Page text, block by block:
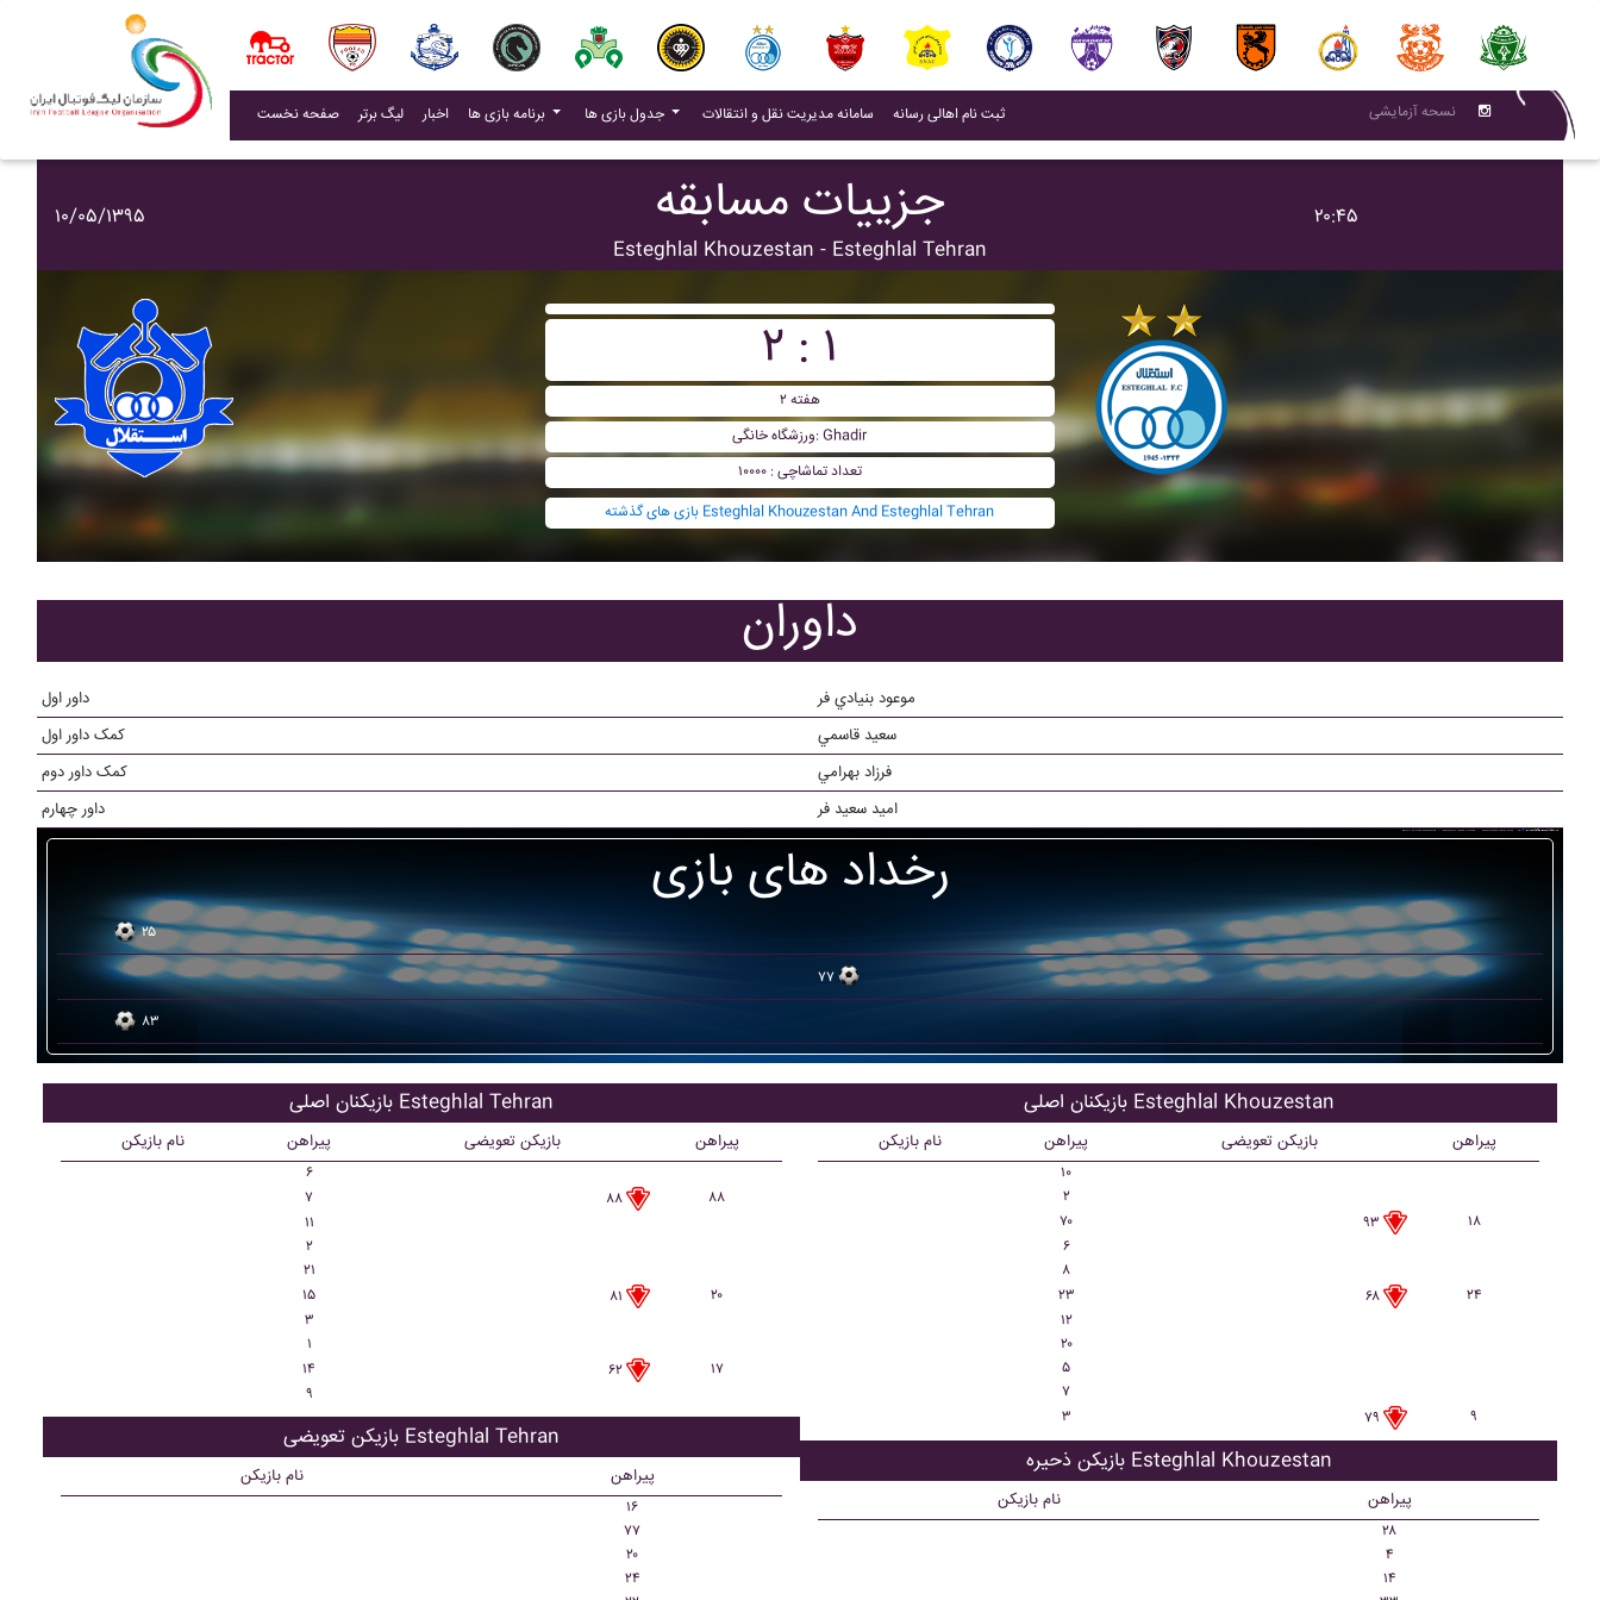
صفحه نخست لیگ برتر اخبار(current) برنامه بازی ها جدول بازی ها سامانه مدیریت نقل و انتقالات (current)
ثبت نام اهالی رسانه(current) نسحه آزمایشی
۱۰/۰۵/۱۳۹۵ جزییات مسابقه
Esteghlal Khouzestan - Esteghlal Tehran
۲۰:۴۵
۲ : ۱
هفته ۲
ورزشگاه خانگی: Ghadir
تعداد تماشاچی : ۱۰۰۰۰
بازی های گذشته Esteghlal Khouzestan And Esteghlal Tehran
داوران
داور اول
موعود بنيادي فر
کمک داور اول
سعيد قاسمي
کمک داور دوم
فرزاد بهرامي
داور چهارم
اميد سعيد فر
رخداد های بازی
۲۵
۷۷
۸۳
بازیکنان اصلی Esteghlal Tehran
نام بازیکن پیراهن بازیکن تعویضی پیراهن
۶
۷
۸۸
۸۸
۱۱
۲
۲۱
۱۵
۸۱
۲۰
۳
۱
۱۴
۶۲
۱۷
۹
بازیکن تعویضی Esteghlal Tehran
نام بازیکن پیراهن
۱۶
۷۷
۲۰
۲۴
بازیکنان اصلی Esteghlal Khouzestan
نام بازیکن پیراهن بازیکن تعویضی پیراهن
۱۰
۲
۷۰
۹۳
۱۸
۶
۸
۲۳
۶۸
۲۴
۱۲
۲۰
۵
۷
۳
۷۹ ۹
بازیکن ذحیره Esteghlal Khouzestan
نام بازیکن پیراهن
۲۸
۴
۱۴